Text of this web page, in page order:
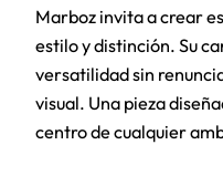
Marboz invita a crear
estilo y distinción. Su
versatilidad sin
visual. Una pieza
centro de cualquier